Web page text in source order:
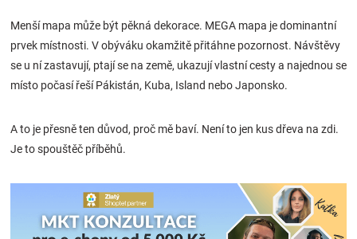
Menší mapa může být pěkná dekorace. MEGA mapa je dominantní
prvek místnosti. V obýváku okamžitě přitáhne pozornost. Návštěvy
se u ní zastavují, ptají se na země, ukazují vlastní cesty a najednou se
místo počasí řeší Pákistán, Kuba, Island nebo Japonsko.
A to je přesně ten důvod, proč mě baví. Není to jen kus dřeva na zdi.
Je to spouštěč příběhů.